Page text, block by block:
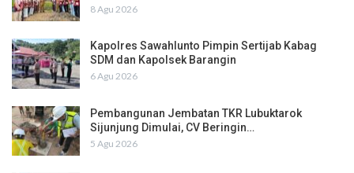
8 Agu 2026
Kapolres Sawahlunto Pimpin Sertijab Kabag
SDM dan Kapolsek Barangin
6 Agu 2026
Pembangunan Jembatan TKR Lubuktarok
Sijunjung Dimulai, CV Beringin…
5 Agu 2026